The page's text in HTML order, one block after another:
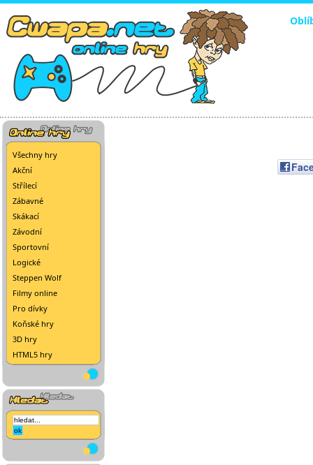
Všechny hry
Akční
Střílecí
Zábavné
Skákací
Závodní
Sportovní
Logické
Steppen Wolf
Filmy online
Pro dívky
Koňské hry
3D hry
HTML5 hry